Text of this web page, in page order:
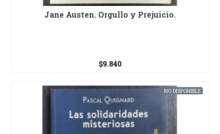
Jane Austen. Orgullo y Prejuicio.
$9.840
NO DISPONIBLE